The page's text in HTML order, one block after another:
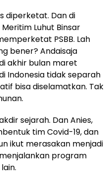
diperketat. Dan di
Luhut Binsar
PSBB. Lah
bener? Andaisaja
akhir bulan maret
Indonesia tidak separah
bisa diselamatkan. Tak
sejarah. Dan Anies,
tim Covid-19, dan
ikut merasakan menjadi
program